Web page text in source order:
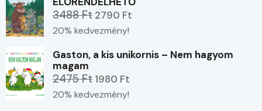
3488 Ft 2790 Ft
20% kedvezmény!
Gaston, a kis unikornis – Nem hagyom
magam
2475 Ft 1980 Ft
20% kedvezmény!